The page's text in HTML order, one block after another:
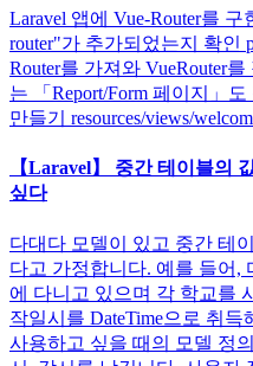
Laravel 앱에 Vue-Router를 구
router"가 추가되었는지 확인
Router를 가져와 VueRouter
는 「Report/Form 페이지」도
만들기 resources/views/
【Laravel】 중간 테이블의
싶다
다대다 모델이 있고 중간 테
다고 가정합니다. 예를 들어,
에 다니고 있으며 각 학교를
작일시를 DateTime으로 취
사용하고 싶을 때의 모델 정